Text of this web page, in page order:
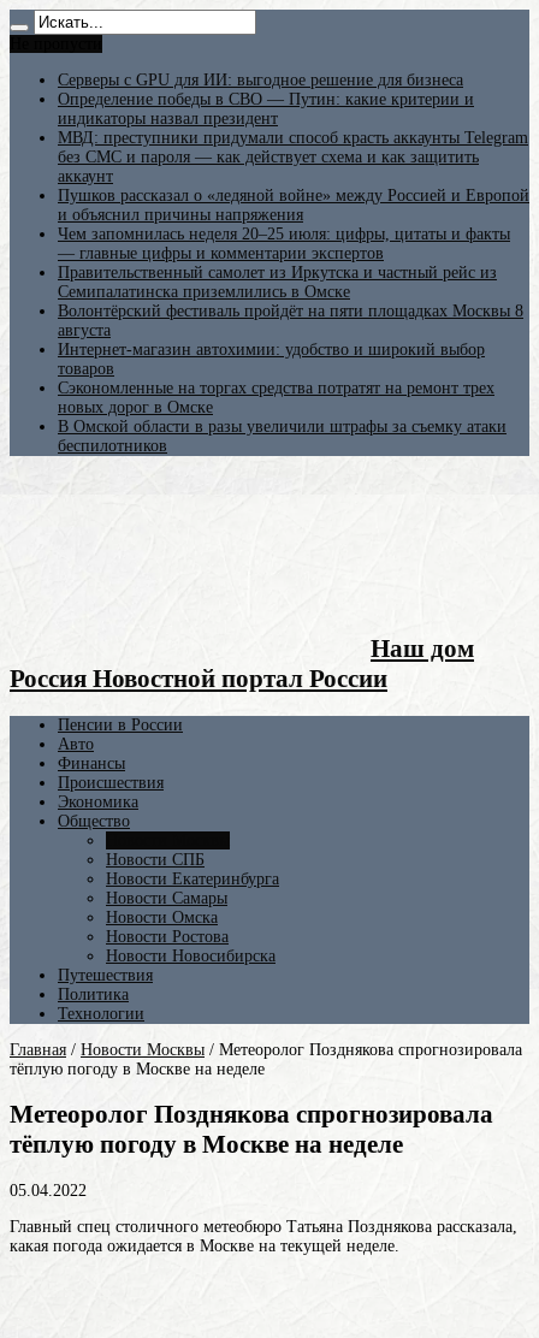
Серверы с GPU для ИИ: выгодное решение для бизнеса
Определение победы в СВО — Путин: какие критерии и
индикаторы назвал президент
МВД: преступники придумали способ красть аккаунты Telegram
без СМС и пароля — как действует схема и как защитить
аккаунт
Пушков рассказал о «ледяной войне» между Россией и Европой
и объяснил причины напряжения
Чем запомнилась неделя 20–25 июля: цифры, цитаты и факты
— главные цифры и комментарии экспертов
Правительственный самолет из Иркутска и частный рейс из
Семипалатинска приземлились в Омске
Волонтёрский фестиваль пройдёт на пяти площадках Москвы 8
августа
Интернет-магазин автохимии: удобство и широкий выбор
товаров
Сэкономленные на торгах средства потратят на ремонт трех
новых дорог в Омске
В Омской области в разы увеличили штрафы за съемку атаки
беспилотников
Наш дом
Россия Новостной портал России
Пенсии в России
Авто
Финансы
Происшествия
Экономика
Общество
Новости СПБ
Новости Екатеринбурга
Новости Самары
Новости Омска
Новости Ростова
Новости Новосибирска
Путешествия
Политика
Технологии
Главная / Новости Москвы / Метеоролог Позднякова спрогнозировала
тёплую погоду в Москве на неделе
Метеоролог Позднякова спрогнозировала
тёплую погоду в Москве на неделе
05.04.2022
Главный спец столичного метеобюро Татьяна Позднякова рассказала,
какая погода ожидается в Москве на текущей неделе.